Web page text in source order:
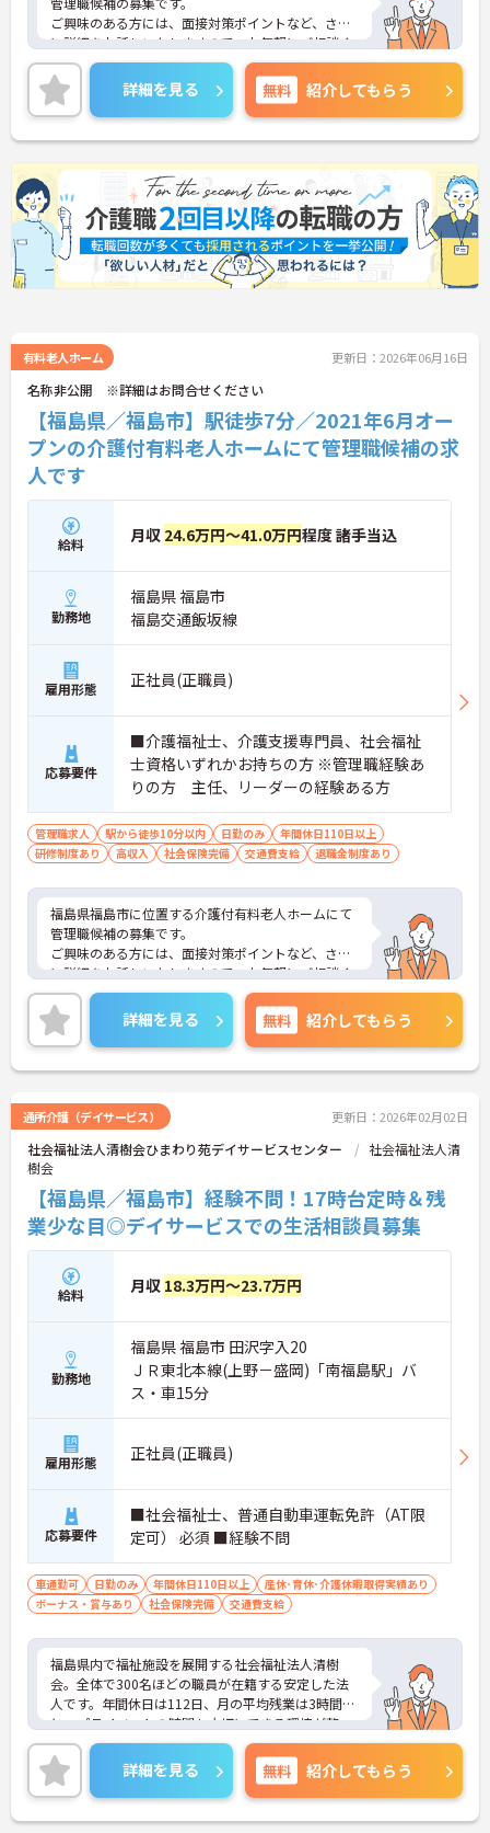
ご興味のある方には、面接対策ポイントなど、さら
に詳細をお話しいたしますので、お気軽にご相談く
ださい。
詳細を見る 無料 紹介してもらう
有料老人ホーム 更新日：2026年06月16日
名称非公開 ※詳細はお問合せください
【福島県／福島市】駅徒歩7分／2021年6月オー
プンの介護付有料老人ホームにて管理職候補の求
人です
給料 月収 24.6万円～41.0万円程度 諸手当込
勤務地
福島県 福島市
福島交通飯坂線
雇用形態 正社員(正職員)
応募要件
■介護福祉士、介護支援専門員、社会福祉
士資格いずれかお持ちの方 ※管理職経験あ
りの方 主任、リーダーの経験ある方
管理職求人 駅から徒歩10分以内 日勤のみ
年間休日110日以上
研修制度あり
高収入 社会保険完備 交通費支給 退職金制度あり
福島県福島市に位置する介護付有料老人ホームにて
管理職候補の募集です。
ご興味のある方には、面接対策ポイントなど、さら
に詳細をお話しいたしますので、お気軽にご相談く
ださい。
詳細を見る 無料 紹介してもらう
通所介護（デイサービス） 更新日：2026年02月02日
社会福祉法人清樹会ひまわり苑デイサービスセンター
社会福祉法人清
樹会
【福島県／福島市】経験不問！17時台定時＆残
業少な目◎デイサービスでの生活相談員募集
給料 月収 18.3万円～23.7万円
勤務地
福島県 福島市 田沢字入20
ＪＲ東北本線(上野－盛岡)「南福島駅」バ
ス・車15分
雇用形態 正社員(正職員)
応募要件
■社会福祉士、普通自動車運転免許（AT限
定可） 必須 ■経験不問
車通勤可 日勤のみ 年間休日110日以上
産休･育休･介護休暇取得実績あり
ボーナス・賞与あり
社会保険完備 交通費支給
福島県内で福祉施設を展開する社会福祉法人清樹
会。全体で300名ほどの職員が在籍する安定した法
人です。年間休日は112日、月の平均残業は3時間
と、プライベートの時間も大切にできる環境が整っ
ています。 「ともに生きるよろこびを」を理念に、
利用者様一人ひとりに寄り添う温かいケアを大切に
しているため、穏やかで協力的な職場です。経験は
不問で人と話すことが好きで、誰かの役に立ちたい
という気持ちをお持ちの方にぴったりのお仕事で
詳細を見る 無料 紹介してもらう